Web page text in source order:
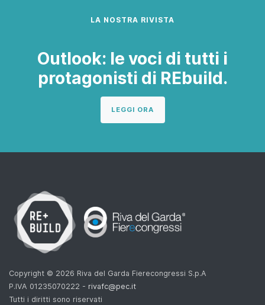
LA NOSTRA RIVISTA
Outlook: le voci di tutti i
protagonisti di REbuild.
LEGGI ORA
Copyright © 2026 Riva del Garda Fierecongressi S.p.A
P.IVA 01235070222 - rivafc@pec.it
Tutti i diritti sono riservati